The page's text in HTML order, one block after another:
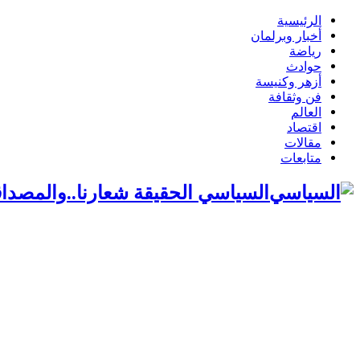
الرئيسية
أخبار وبرلمان
رياضة
حوادث
أزهر وكنيسة
فن وثقافة
العالم
اقتصاد
مقالات
متابعات
السياسي الحقيقة